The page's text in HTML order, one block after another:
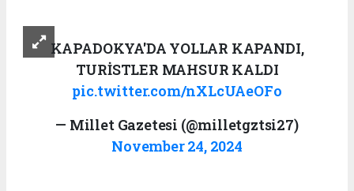
KAPADOKYA'DA YOLLAR KAPANDI,
TURİSTLER MAHSUR KALDI
pic.twitter.com/nXLcUAeOFo
— Millet Gazetesi (@milletgztsi27)
November 24, 2024